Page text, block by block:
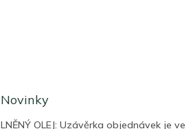
Novinky
LNĚNÝ OLEJ: Uzávěrka objednávek je ve